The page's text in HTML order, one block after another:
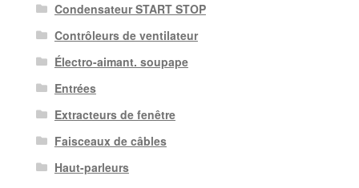
Condensateur START STOP
Contrôleurs de ventilateur
Électro-aimant. soupape
Entrées
Extracteurs de fenêtre
Faisceaux de câbles
Haut-parleurs